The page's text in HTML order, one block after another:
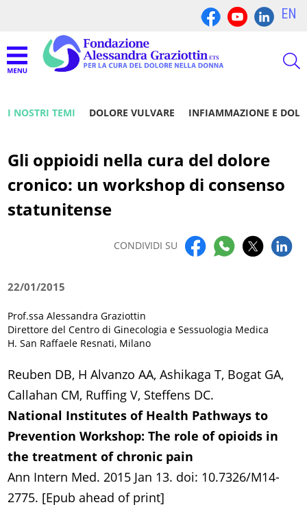
EN
I NOSTRI TEMI DOLORE VULVARE INFIAMMAZIONE E
Gli oppioidi nella cura del dolore
cronico: un workshop di consenso
statunitense
CONDIVIDI SU
22/01/2015
Prof.ssa Alessandra Graziottin
Direttore del Centro di Ginecologia e Sessuologia Medica
H. San Raffaele Resnati, Milano
Reuben DB, H Alvanzo AA, Ashikaga T, Bogat GA,
Callahan CM, Ruffing V, Steffens DC.
National Institutes of Health Pathways to
Prevention Workshop: The role of opioids in
the treatment of chronic pain
Ann Intern Med. 2015 Jan 13. doi: 10.7326/M14-
2775. [Epub ahead of print]